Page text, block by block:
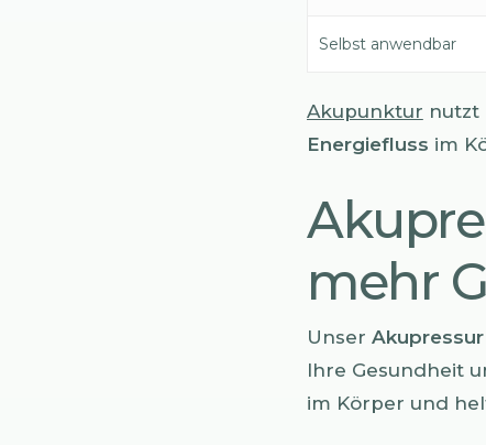
Selbst anwendbar
Akupunktur nutzt
Energiefluss im
mehr
Unser
Ihre Gesundheit
im Körper und